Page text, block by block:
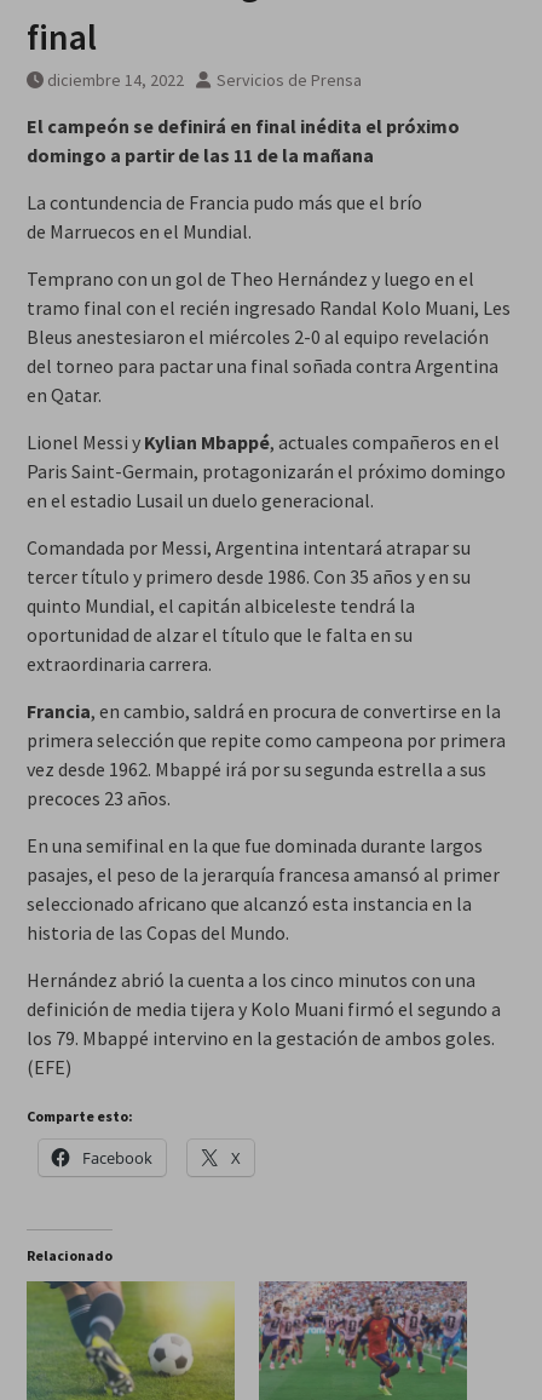
final
diciembre 14, 2022 Servicios de Prensa
El campeón se definirá en final inédita el próximo
domingo a partir de las 11 de la mañana
La contundencia de Francia pudo más que el brío
de Marruecos en el Mundial.
Temprano con un gol de Theo Hernández y luego en el
tramo final con el recién ingresado Randal Kolo Muani, Les
Bleus anestesiaron el miércoles 2-0 al equipo revelación
del torneo para pactar una final soñada contra Argentina
en Qatar.
Lionel Messi y Kylian Mbappé, actuales compañeros en el
Paris Saint-Germain, protagonizarán el próximo domingo
en el estadio Lusail un duelo generacional.
Comandada por Messi, Argentina intentará atrapar su
tercer título y primero desde 1986. Con 35 años y en su
quinto Mundial, el capitán albiceleste tendrá la
oportunidad de alzar el título que le falta en su
extraordinaria carrera.
Francia, en cambio, saldrá en procura de convertirse en la
primera selección que repite como campeona por primera
vez desde 1962. Mbappé irá por su segunda estrella a sus
precoces 23 años.
En una semifinal en la que fue dominada durante largos
pasajes, el peso de la jerarquía francesa amansó al primer
seleccionado africano que alcanzó esta instancia en la
historia de las Copas del Mundo.
Hernández abrió la cuenta a los cinco minutos con una
definición de media tijera y Kolo Muani firmó el segundo a
los 79. Mbappé intervino en la gestación de ambos goles.
(EFE)
Comparte esto:
Facebook X
Relacionado